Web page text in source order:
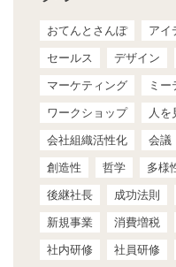
おてんとさんぽ アイ
セールス
デザイン
マーケティング
ミー
ワークショップ
人を
会社組織活性化
会議
創造性
哲学 多様
後継社長
成功法則
新規事業
消費増税
社内研修
社員研修